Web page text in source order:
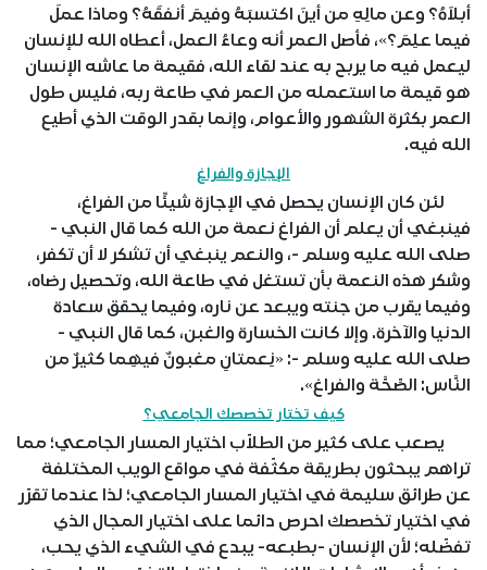
أبلاَهُ؟ وعن مالِهِ من أينَ اكتسبَهُ وفيمَ أنفقَهُ؟ وماذا عملَ
فيما علِمَ؟»، فأصل العمر أنه وعاءُ العمل، أعطاه الله للإنسان
ليعمل فيه ما يربح به عند لقاء الله، فقيمة ما عاشه الإنسان
هو قيمة ما استعمله من العمر في طاعة ربه، فليس طول
العمر بكثرة الشهور والأعوام، وإنما بقدر الوقت الذي أطيع
الله فيه.
الإجازة والفراغ
لئن كان الإنسان يحصل في الإجازة شيئًا من الفراغ،
فينبغي أن يعلم أن الفراغ نعمة من الله كما قال النبي -
صلى الله عليه وسلم -، والنعم ينبغي أن تشكر لا أن تكفر،
وشكر هذه النعمة بأن تستغل في طاعة الله، وتحصيل رضاه،
وفيما يقرب من جنته ويبعد عن ناره، وفيما يحقق سعادة
الدنيا والآخرة. وإلا كانت الخسارة والغبن، كما قال النبي -
صلى الله عليه وسلم -: «نِعمتانِ مغبونٌ فيهِما كثيرٌ من
النَّاس: الصِّحَّة والفراغ».
كيف تختار تخصصك الجامعي؟
يصعب على كثير من الطلاّب اختيار المسار الجامعي؛ مما
تراهم يبحثون بطريقة مكثّفة في مواقع الويب المختلفة
عن طرائق سليمة في اختيار المسار الجامعي؛ لذا عندما تقرّر
في اختيار تخصصك احرص دائما على اختيار المجال الذي
تفضّله؛ لأن الإنسان -بطبعه- يبدع في الشيء الذي يحب،